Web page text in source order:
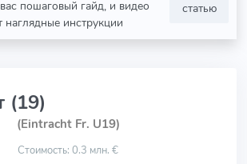
пошаговый гайд, и видео
наглядные инструкции
статью
(19)
(Eintracht Fr. U19)
Стоимость: 0.3 млн. €